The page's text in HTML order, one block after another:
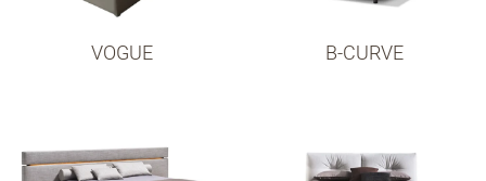
VOGUE B-CURVE